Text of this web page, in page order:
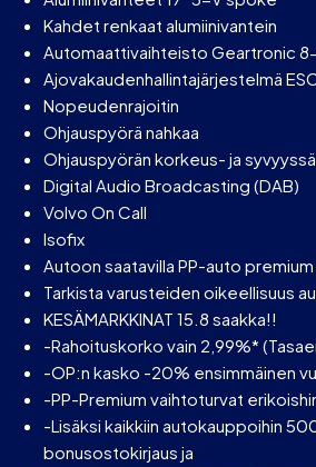
Kahdet renkaat alumiinivantein
Automaattivaihteisto Geartronic
Ajovakaudenhallintajärjestelmä
Nopeudenrajoitin
Ohjauspyörä nahkaa
Ohjauspyörän korkeus- ja
Digital Audio Broadcasting (DAB)
Volvo On Call
Isofix
Autoon saatavilla PP-auto
Tarkista varusteiden oikeellisuus
KESÄMARKKINAT 15.8 saakka!!
-Rahoituskorko vain 2,99%*
-OP:n kasko -20% ensimmäinen
-PP-Premium vaihtoturvat
-Lisäksi kaikkiin autokauppoihin
bonusostokirjaus ja